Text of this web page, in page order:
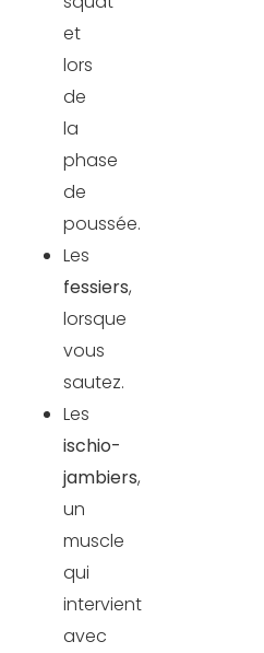
et
lors
de
la
phase
de
poussée.
Les
fessiers,
lorsque
vous
sautez.
Les
ischio-
jambiers,
un
muscle
qui
intervient
avec